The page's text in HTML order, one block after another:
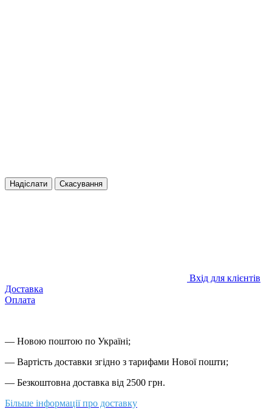
Надіслати Скасування
Вхід для клієнтів
Доставка
Оплата
— Новою поштою по Україні;
— Вартість доставки згідно з тарифами Нової пошти;
— Безкоштовна доставка від 2500 грн.
Більше інформації про доставку